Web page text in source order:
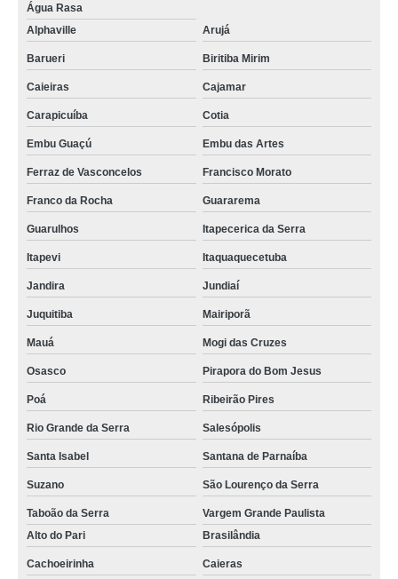
Água Rasa
Alphaville
Arujá
Barueri Biritiba Mirim
Caieiras Cajamar
Carapicuíba Cotia
Embu Guaçú Embu das Artes
Ferraz de Vasconcelos Francisco Morato
Franco da Rocha Guararema
Guarulhos Itapecerica da Serra
Itapevi Itaquaquecetuba
Jandira Jundiaí
Juquitiba Mairiporã
Mauá Mogi das Cruzes
Osasco Pirapora do Bom Jesus
Poá Ribeirão Pires
Rio Grande da Serra Salesópolis
Santa Isabel Santana de Parnaíba
Suzano São Lourenço da Serra
Taboão da Serra
Vargem Grande Paulista
Alto do Pari
Brasilândia
Cachoeirinha Caieras